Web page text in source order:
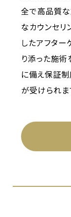
全で高品質な
なカウンセリ
したアフター
り添った施術
に備え保証
が受けられま